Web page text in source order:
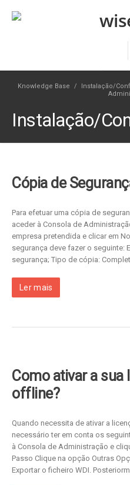
Knowledge Base / Instalação/
Instalação/
Cópia de
Para efetuar uma cópia de
aceder à Consola de
empresa pretendida e clicar em
segurança deve fazer o seguinte:
segurança; Tipo de cópia:
Ler mais
Como ativar a
offline?
Quando necessita de ativar a
necessário ter em conta os
à Consola de Administração e
Passo Clique na opção Outras
Exportar o ficheiro WDI.